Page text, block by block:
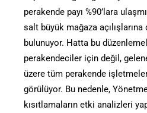
perakende payı %90’lara
salt büyük mağaza
bulunuyor. Hatta bu
perakendeciler için değil,
üzere tüm perakende
görülüyor. Bu nedenle,
kısıtlamaların etki analizleri